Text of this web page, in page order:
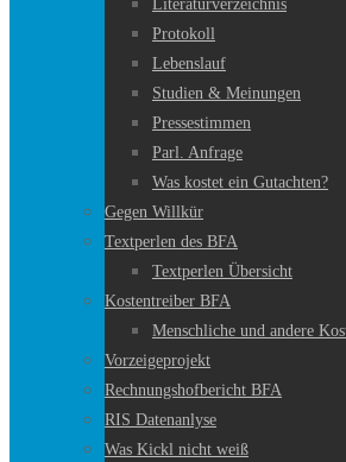
Literaturverzeichnis
Protokoll
Lebenslauf
Studien & Meinungen
Pressestimmen
Parl. Anfrage
Was kostet ein Gutachten?
Gegen Willkür
Textperlen des BFA
Textperlen Übersicht
Kostentreiber BFA
Menschliche und andere
Vorzeigeprojekt
Rechnungshofbericht BFA
RIS Datenanlyse
Was Kickl nicht weiß